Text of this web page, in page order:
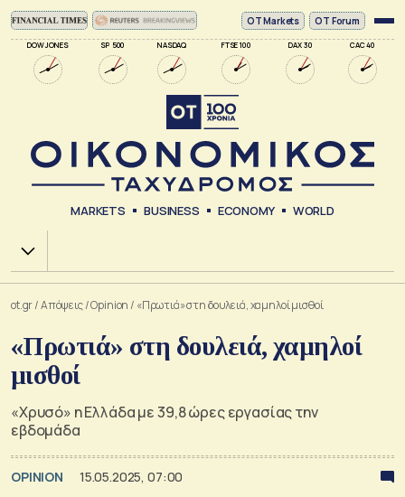
DOW JONES SP 500 NASDAQ FTSE 100 DAX 30 CAC 40
ΟΤ Markets OT Forum
MARKETS BUSINESS ECONOMY WORLD
Χ.Α.
ot.gr/Απόψεις/Opinion / «Πρωτιά» στη δουλειά, χαμηλοί μισθοί
«Πρωτιά» στη δουλειά, χαμηλοί
μισθοί
«Χρυσό» η Ελλάδα με 39,8 ώρες εργασίας την
εβδομάδα
OPINION 15.05.2025, 07:00